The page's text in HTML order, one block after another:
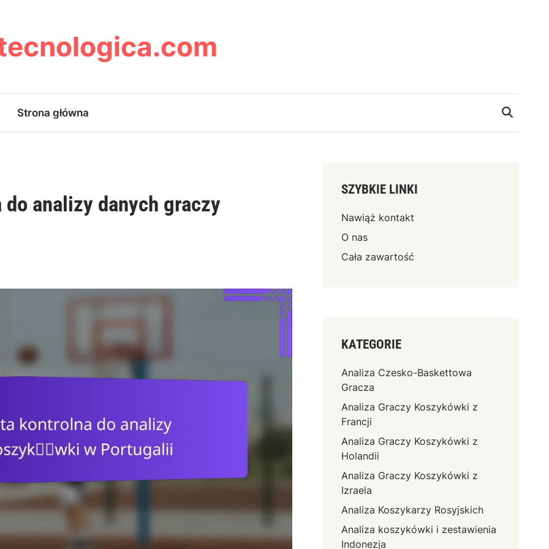
Strona główna
analizy danych graczy
SZYBKIE LINKI
Nawiąż kontakt
O nas
Cała zawartość
KATEGORIE
Analiza Czesko-Baskettowa
Gracza
Analiza Graczy Koszykówki z
Francji
Analiza Graczy Koszykówki z
Holandii
Analiza Graczy Koszykówki z
Izraela
Analiza Koszykarzy Rosyjskich
Analiza koszykówki i zestawienia
Indonezja